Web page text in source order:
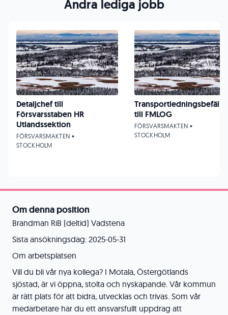
Om denna position
Brandman RiB (deltid) Vadstena
Sista ansökningsdag: 2025-05-31
Om arbetsplatsen
Vill du bli vår nya kollega? I Motala, Östergötlands
sjöstad, är vi öppna, stolta och nyskapande. Vår kommun
är rätt plats för att bidra, utvecklas och trivas. Som vår
medarbetare har du ett ansvarsfullt uppdrag att
Andra lediga jobb
Detaljchef till
Försvarsstaben HR
Utlandssektion
FÖRSVARSMAKTEN •
STOCKHOLM
Transportledningsbefäl
till FMLOG
FÖRSVARSMAKTEN •
STOCKHOLM